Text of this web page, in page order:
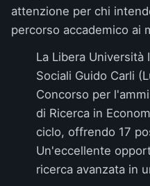
attenzione per chi
percorso accademico ai
La Libera Università
Sociali Guido Carli
Concorso per
di Ricerca in
ciclo, offrendo 17
Un'eccellente
ricerca avanzata in